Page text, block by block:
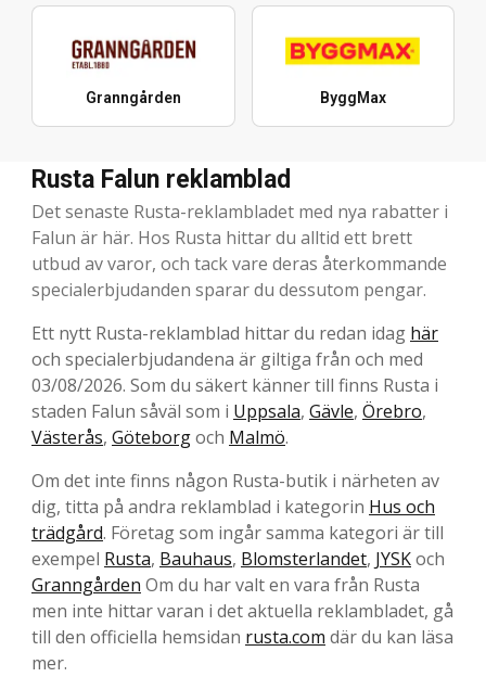
Granngården ByggMax
Rusta Falun reklamblad
Det senaste Rusta-reklambladet med nya rabatter i
Falun är här. Hos Rusta hittar du alltid ett brett
utbud av varor, och tack vare deras återkommande
specialerbjudanden sparar du dessutom pengar.
Ett nytt Rusta-reklamblad hittar du redan idag här
och specialerbjudandena är giltiga från och med
03/08/2026. Som du säkert känner till finns Rusta i
staden Falun såväl som i Uppsala, Gävle, Örebro,
Västerås, Göteborgoch Malmö.
Om det inte finns någon Rusta-butik i närheten av
dig, titta på andra reklamblad i kategorin Hus och
trädgård. Företag som ingår samma kategori är till
exempel Rusta, Bauhaus, Blomsterlandet, JYSKoch
Granngården Om du har valt en vara från Rusta
men inte hittar varan i det aktuella reklambladet, gå
till den officiella hemsidan rusta.com där du kan läsa
mer.